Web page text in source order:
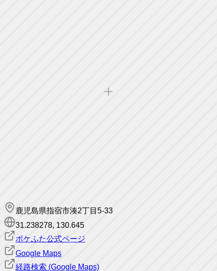
鹿児島県指宿市湊2丁目5-33
31.238278, 130.645
ポケふた公式ページ
Google Maps
経路検索 (Google Maps)